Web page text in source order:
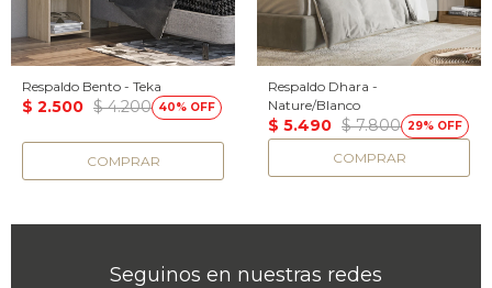
Respaldo Bento - Teka
$ 2.500 $ 4.200 40
Respaldo Dhara -
Nature/Blanco
$ 5.490 $ 7.800 29
Seguinos en nuestras redes